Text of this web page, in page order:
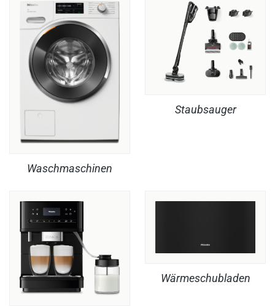
Waschmaschinen
Staubsauger
Wärmeschubladen